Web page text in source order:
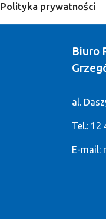
Polityka prywatności
Biuro
al.
Tel.: 12
E-mail: